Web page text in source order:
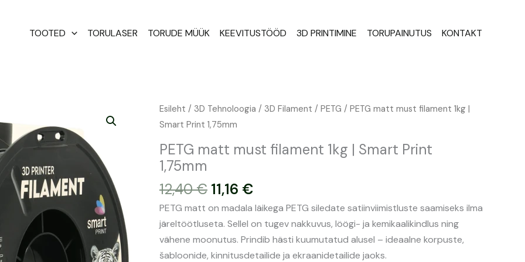
TOOTED TORULASER TORUDE MÜÜK KEEVITUSTÖÖD 3D PRINTIMINE TORUPAINUTUS KONTAKT
Esileht / 3D Tehnoloogia / 3D Filament / PETG / PETG matt must filament 1kg |
Smart Print 1,75mm
PETG matt must filament 1kg | Smart Print
1,75mm
12,40€
Algne
hind
12,40 €.
11,16 €
Praegune
on:
11,16 €.
PETG matt on madala läikega PETG siledate satiinviimistluste saamiseks ilma
järeltöötluseta. Sellel on tugev nakkuvus, löögi- ja kemikaalikindlus ning
vähene moonutus. Prindib hästi kuumutatud alusel – ideaalne korpuste,
šabloonide, kinnitusdetailide ja ekraanidetailide jaoks.
PETG
matt
filament
1kg
|
Smart
Print
1,75mm
kogus